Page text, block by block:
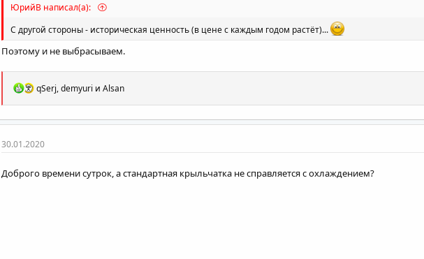
ЮрийВ написал(а):
С другой стороны - историческая ценность (в цене с каждым годом растёт)...
Поэтому и не выбрасываем.
Р
а
к
и
qSerj,demyuri и Alsan
30.01.2020
Доброго времени сутрок, а стандартная крыльчатка не справляется с охлаждением?